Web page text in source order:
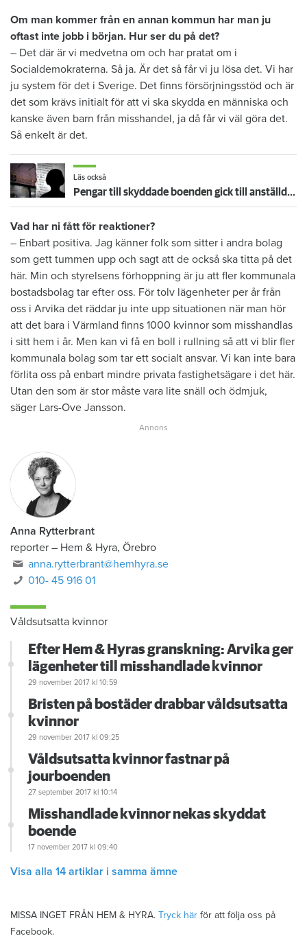
Om man kommer från en annan kommun har man ju
oftast inte jobb i början. Hur ser du på det?
– Det där är vi medvetna om och har pratat om i
Socialdemokraterna. Så ja. Är det så får vi ju lösa det. Vi har
ju system för det i Sverige. Det finns försörjningsstöd och är
det som krävs initialt för att vi ska skydda en människa och
kanske även barn från misshandel, ja då får vi väl göra det.
Så enkelt är det.
Läs också
Pengar till skyddade boenden gick till anställd – åtalas för åratal av privata inköp
Vad har ni fått för reaktioner?
– Enbart positiva. Jag känner folk som sitter i andra bolag
som gett tummen upp och sagt att de också ska titta på det
här. Min och styrelsens förhoppning är ju att fler kommunala
bostadsbolag tar efter oss. För tolv lägenheter per år från
oss i Arvika det räddar ju inte upp situationen när man hör
att det bara i Värmland finns 1000 kvinnor som misshandlas
i sitt hem i år. Men kan vi få en boll i rullning så att vi blir fler
kommunala bolag som tar ett socialt ansvar. Vi kan inte bara
förlita oss på enbart mindre privata fastighetsägare i det här.
Utan den som är stor måste vara lite snäll och ödmjuk,
säger Lars-Ove Jansson.
Anna Rytterbrant
reporter – Hem & Hyra, Örebro
anna.rytterbrant@hemhyra.se
010- 45 916 01
Våldsutsatta kvinnor
Efter Hem & Hyras granskning: Arvika ger
lägenheter till misshandlade kvinnor
29 november 2017 kl 10:59
Bristen på bostäder drabbar våldsutsatta
kvinnor
29 november 2017 kl 09:25
Våldsutsatta kvinnor fastnar på
jourboenden
27 september 2017 kl 10:14
Misshandlade kvinnor nekas skyddat
boende
17 november 2017 kl 09:40
Visa alla 14 artiklar i samma ämne
MISSA INGET FRÅN HEM & HYRA. Tryck här för att följa oss på
Facebook.